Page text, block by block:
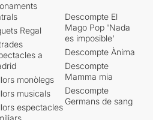
Regal
a
monòlegs
musicals
espectacles
Descompte El
Mago Pop 'Nada
es imposible'
Descompte Ànima
Descompte
Mamma mia
Descompte
Germans de sang